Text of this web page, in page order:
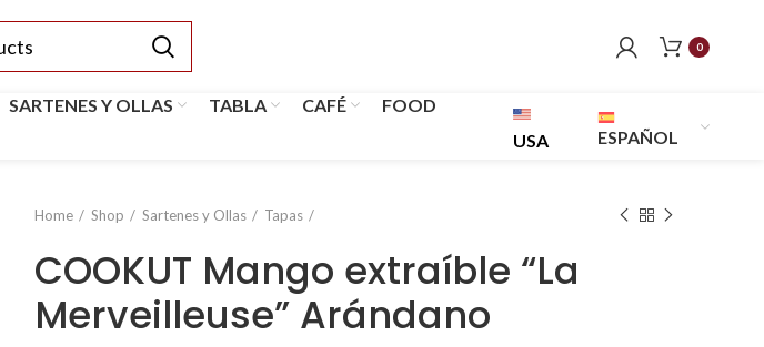
0
SARTENES Y OLLAS TABLA CAFÉ FOOD
USA ESPAÑOL
Home Shop Sartenes y Ollas Tapas
COOKUT Mango extraíble “La
Merveilleuse” Arándano